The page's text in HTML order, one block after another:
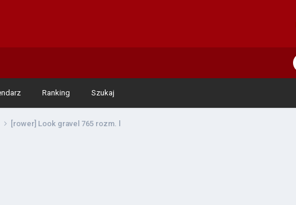
Ranking Szukaj
[rower] Look gravel 765 rozm. l